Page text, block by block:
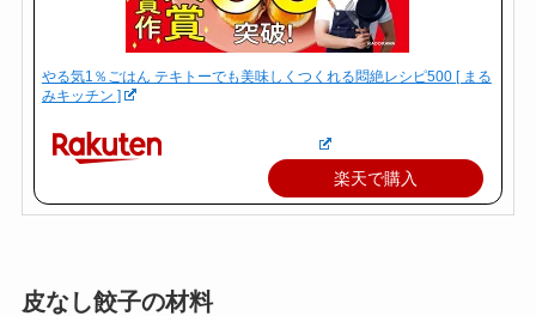
やる気1％ごはん テキトーでも美味しくつくれる悶絶レシピ500 [ まる
みキッチン ]
楽天で購入
皮なし餃子の材料